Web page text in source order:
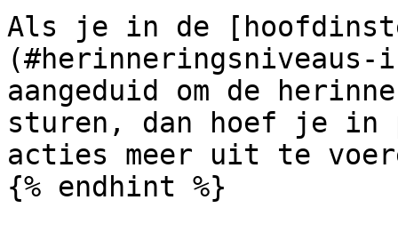
Als je in de
aangeduid om de
sturen, dan hoef je in
acties meer uit te
{% endhint %}